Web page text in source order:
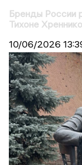
Бренды России
Тихоне
10/06/2026